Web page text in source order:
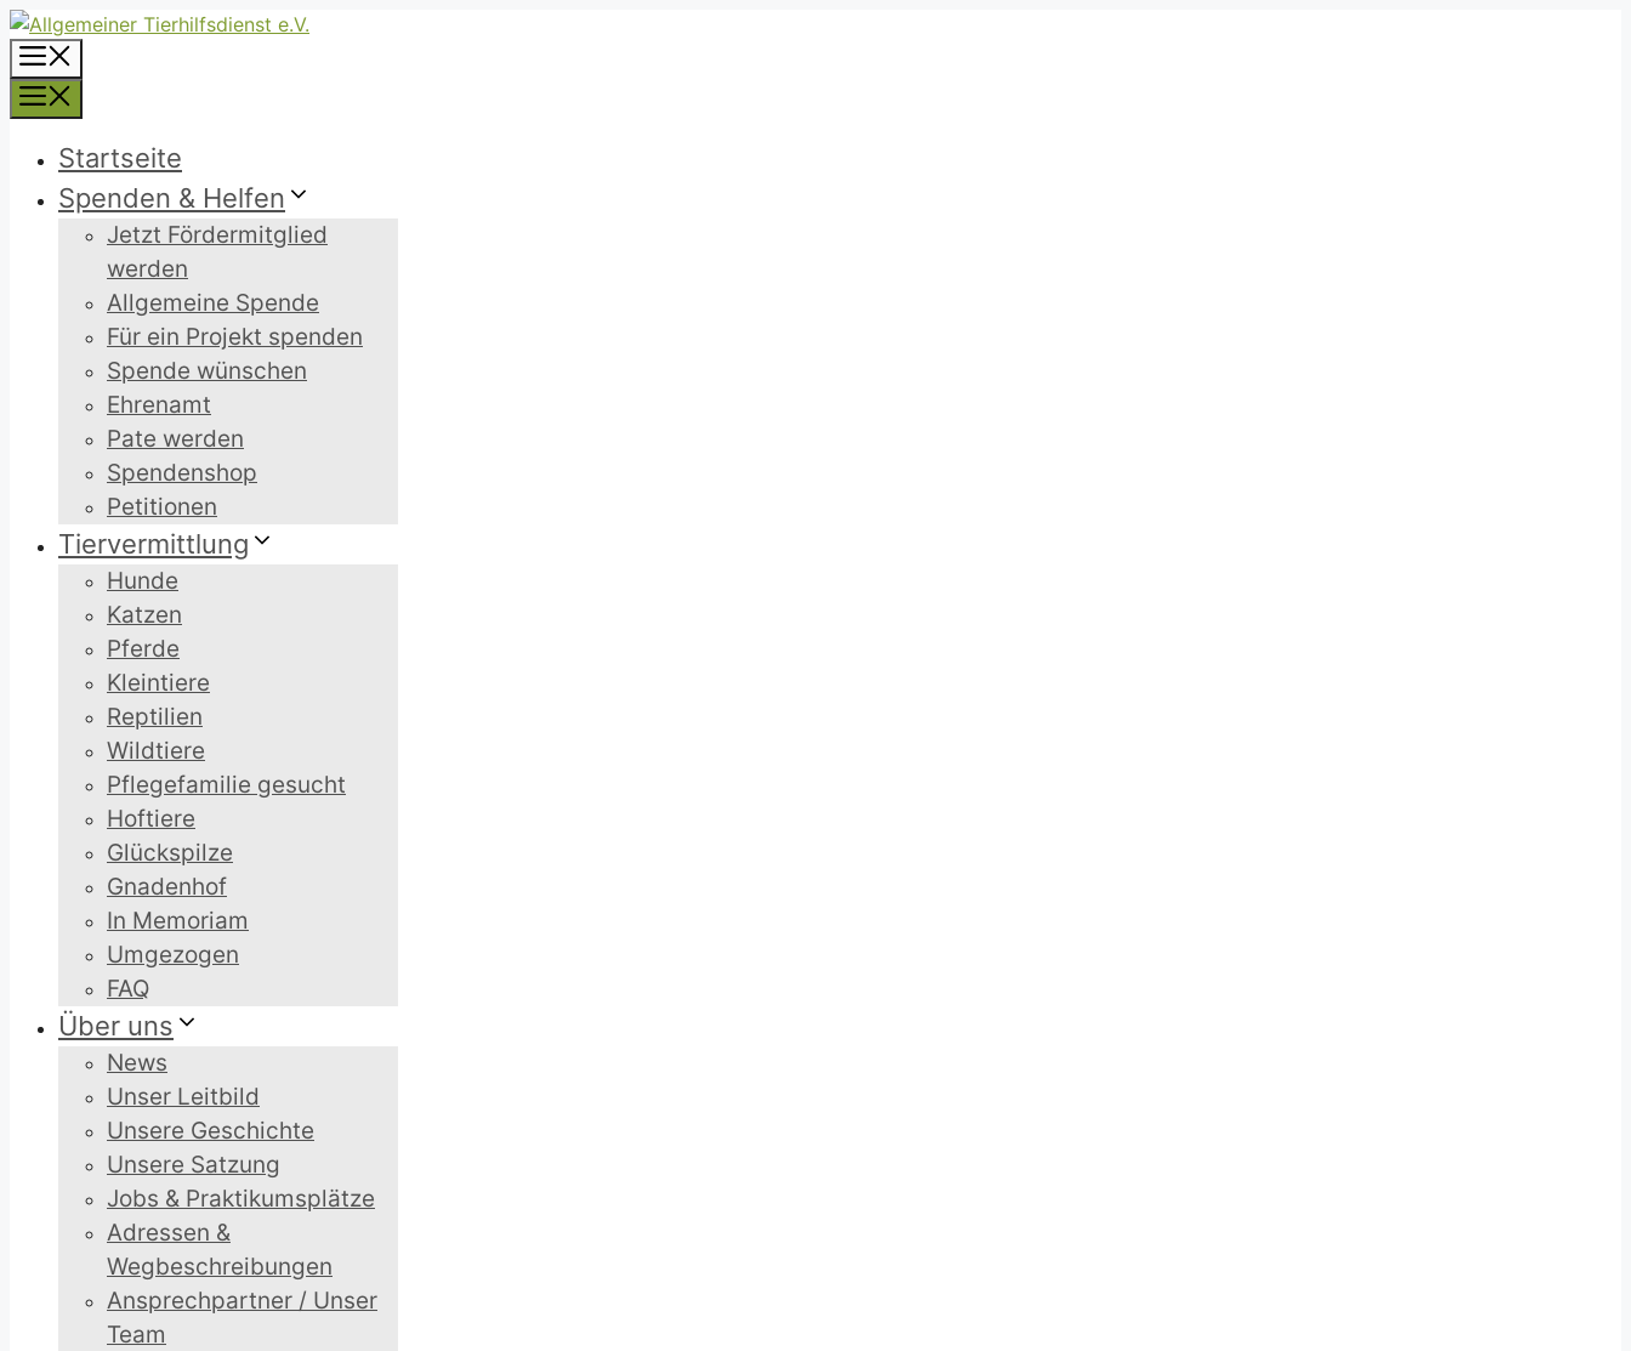
Zum
Inhalt
springen
Startseite
Spenden & Helfen
Jetzt Fördermitglied
werden
Allgemeine Spende
Für ein Projekt spenden
Spende wünschen
Ehrenamt
Pate werden
Spendenshop
Petitionen
Tiervermittlung
Hunde
Katzen
Pferde
Kleintiere
Reptilien
Wildtiere
Pflegefamilie gesucht
Hoftiere
Glückspilze
Gnadenhof
In Memoriam
Umgezogen
FAQ
Über uns
News
Unser Leitbild
Unsere Geschichte
Unsere Satzung
Jobs & Praktikumsplätze
Adressen &
Wegbeschreibungen
Ansprechpartner / Unser
Team